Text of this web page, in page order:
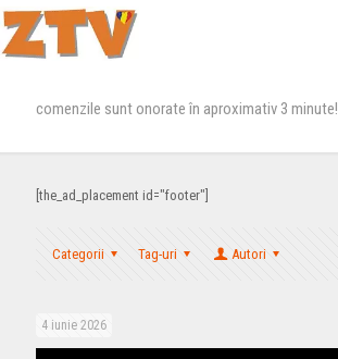
comenzile sunt onorate în aproximativ 3 minute!
[the_ad_placement id="footer"]
Categorii Tag-uri Autori
4 iunie 2026